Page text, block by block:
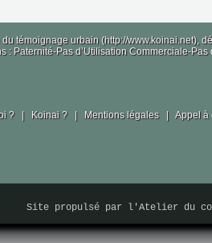
du témoignage urbain (http://www.koinai.net),
: Paternité-Pas d’Utilisation Commerciale-
? | Koinai ? | Mentions légales | Appel à
Site propulsé par l'Atelier du